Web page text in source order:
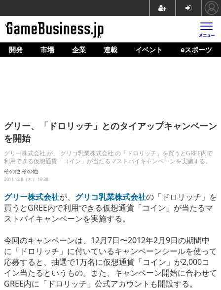
ホーム
企業動向
人材育成
産業政策
イベント/セミナー
開発 市場 企業 連載 イベント eスポーツ
グリー、「ドロリッチ」とのタイアップキャンペーン
を開始
グリー株式会社 が、 グリコ乳業株式会社 の「ドロリッチ」を買うとGREE内で
利用できる仮想通貨「コイン」が当たるマストバイキャンペーンを実施する。
その他 その他
2011.12.8（木） 19:38
グリー株式会社が、 グリコ乳業株式会社の「ドロリッチ」を
買うとGREE内で利用できる仮想通貨「コイン」が当たるマ
ストバイキャンペーンを実施する。
今回のキャンペーンは、12月7日〜2012年2月9日の期間中
に「ドロリッチ」に付いているキャンペーンシールを使って
応募すると、抽選で1万名に仮想通貨「コイン」が2,000コ
イン当たるというもの。また、キャンペーン開始に合わせて
GREE内に「ドロリッチ」公式アカウントも開設する。